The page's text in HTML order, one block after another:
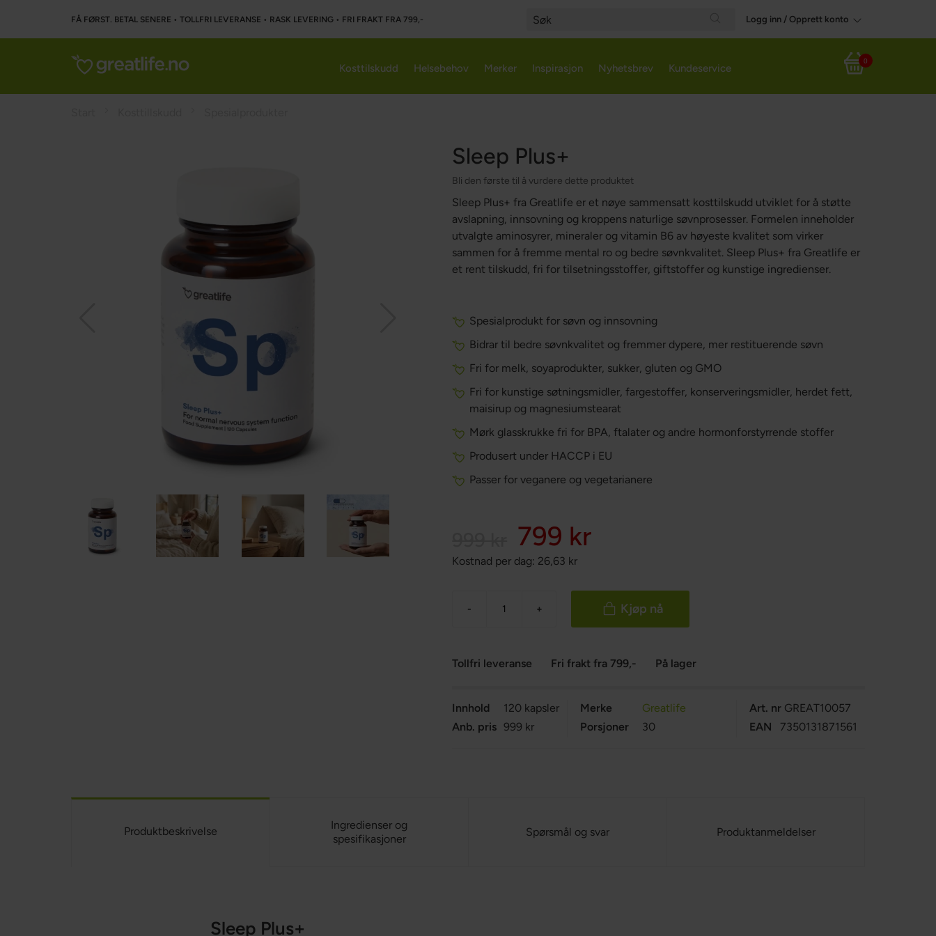
FÅ FØRST. BETAL SENERE • TOLLFRI LEVERANSE • RASK LEVERING • FRI FRAKT FRA 799,-
Search
Logg inn / Opprett konto
Handlekurv
0
Kosttilskudd Helsebehov Merker Inspirasjon Nyhetsbrev Kundeservice
Sleep Plus+
Bli den første til å vurdere dette produktet
Sleep Plus+ fra Greatlife er et nøye sammensatt kosttilskudd utviklet for å støtte
avslapning, innsovning og kroppens naturlige søvnprosesser. Formelen inneholder
utvalgte aminosyrer, mineraler og vitamin B6 av høyeste kvalitet som virker
sammen for å fremme mental ro og bedre søvnkvalitet. Sleep Plus+ fra Greatlife er
et rent tilskudd, fri for tilsetningsstoffer, giftstoffer og kunstige ingredienser.
Spesialprodukt for søvn og innsovning
Bidrar til bedre søvnkvalitet og fremmer dypere, mer restituerende søvn
Fri for melk, soyaprodukter, sukker, gluten og GMO
Fri for kunstige søtningsmidler, fargestoffer, konserveringsmidler, herdet fett,
maisirup og magnesiumstearat
Mørk glasskrukke fri for BPA, ftalater og andre hormonforstyrrende stoffer
Produsert under HACCP i EU
Passer for veganere og vegetarianere
799 kr
Kostnad per dag: 26,63 kr
- + Kjøp nå
Tollfri leveranse Fri frakt fra 799,- På lager
Innhold
120 kapsler
Anb. pris 999 kr
Merke
Greatlife
Porsjoner
30
Art. nr GREAT10057
EAN
7350131871561
Produktbeskrivelse
Sleep Plus+
Ingredienser og
spesifikasjoner
Spørsmål og svar Produktanmeldelser